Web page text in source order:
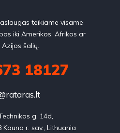
teikiame visame
iki Amerikos, Afrikos ar
Azijos šalių.
18127
g. 14d,
Kauno r. sav., Lithuania